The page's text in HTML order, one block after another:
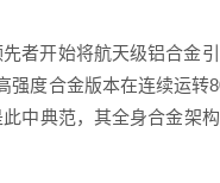
者开始将航天级铝合金
度合金版本在连续运转
中典范，其全身合金架